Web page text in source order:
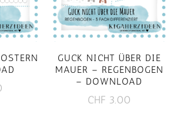
GUCK NICHT ÜBER DIE
MAUER – REGENBOGEN
– DOWNLOAD
CHF 3.00